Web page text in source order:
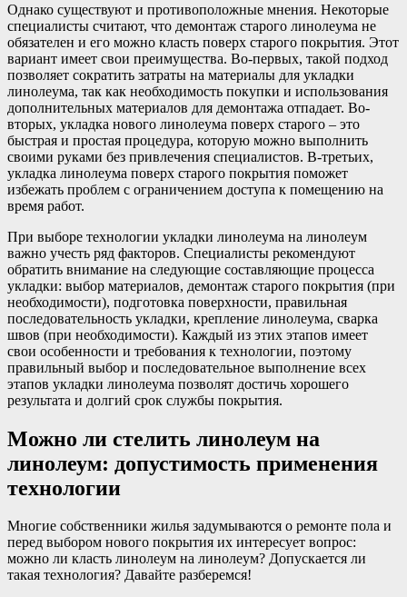
Однако существуют и противоположные мнения. Некоторые
специалисты считают, что демонтаж старого линолеума не
обязателен и его можно класть поверх старого покрытия. Этот
вариант имеет свои преимущества. Во-первых, такой подход
позволяет сократить затраты на материалы для укладки
линолеума, так как необходимость покупки и использования
дополнительных материалов для демонтажа отпадает. Во-
вторых, укладка нового линолеума поверх старого – это
быстрая и простая процедура, которую можно выполнить
своими руками без привлечения специалистов. В-третьих,
укладка линолеума поверх старого покрытия поможет
избежать проблем с ограничением доступа к помещению на
время работ.
При выборе технологии укладки линолеума на линолеум
важно учесть ряд факторов. Специалисты рекомендуют
обратить внимание на следующие составляющие процесса
укладки: выбор материалов, демонтаж старого покрытия (при
необходимости), подготовка поверхности, правильная
последовательность укладки, крепление линолеума, сварка
швов (при необходимости). Каждый из этих этапов имеет
свои особенности и требования к технологии, поэтому
правильный выбор и последовательное выполнение всех
этапов укладки линолеума позволят достичь хорошего
результата и долгий срок службы покрытия.
Можно ли стелить линолеум на
линолеум: допустимость применения
технологии
Многие собственники жилья задумываются о ремонте пола и
перед выбором нового покрытия их интересует вопрос:
можно ли класть линолеум на линолеум? Допускается ли
такая технология? Давайте разберемся!